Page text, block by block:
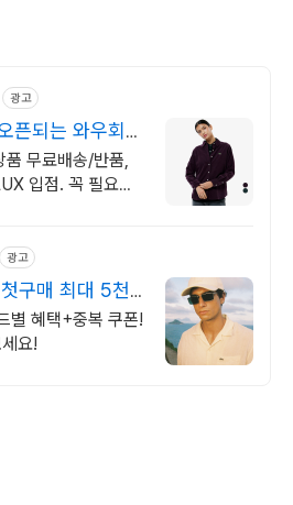
광고
픈되는 와우회원
품 무료배송/반품,
입점. 꼭 필요한
광고
구매 최대 5천
별 혜택+중복 쿠폰!
요!